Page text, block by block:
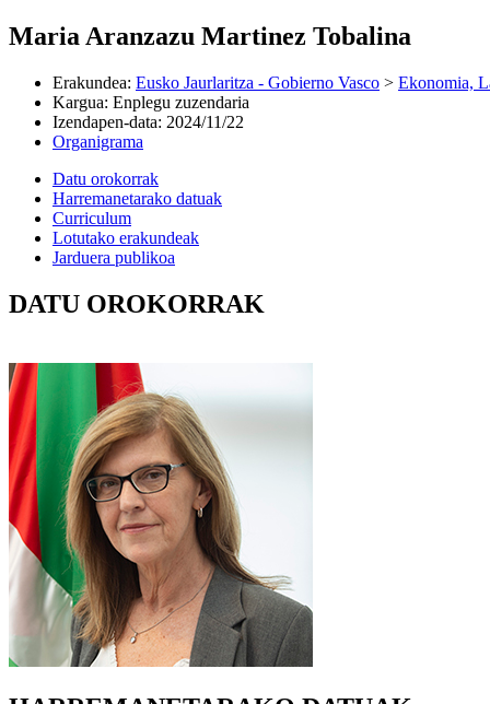
Maria Aranzazu Martinez Tobalina
Erakundea: Eusko Jaurlaritza - Gobierno Vasco > Ekonomia,
Kargua: Enplegu zuzendaria
Izendapen-data: 2024/11/22
Organigrama
Datu orokorrak
Harremanetarako datuak
Curriculum
Lotutako erakundeak
Jarduera publikoa
DATU OROKORRAK